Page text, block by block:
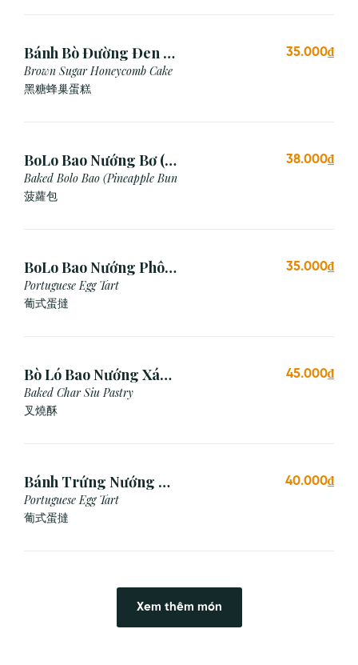
Bánh Bò Đường Đen (1
Cái)
Brown Sugar Honeycomb Cake
黑糖蜂巢蛋糕
35.000₫
BoLo Bao Nướng Bơ (1
Cái)
Baked Bolo Bao (Pineapple Bun
菠蘿包
38.000₫
BoLo Bao Nướng Phô
Mai (1 Cái)
Portuguese Egg Tart
葡式蛋撻
35.000₫
Bò Ló Bao Nướng Xá
Xíu (1 Cái)
Baked Char Siu Pastry
叉燒酥
45.000₫
Bánh Trứng Nướng Bồ
Đào Nha (2 Cái)
Portuguese Egg Tart
葡式蛋撻
40.000₫
Xem thêm món